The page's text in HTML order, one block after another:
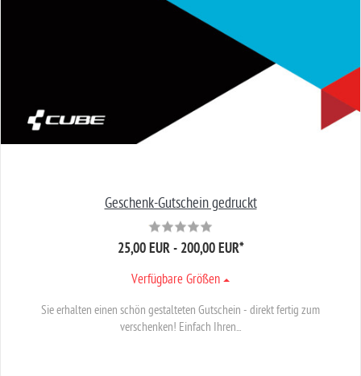
Geschenk-Gutschein gedruckt
25,00 EUR - 200,00 EUR*
Verfügbare Größen
Sie erhalten einen schön gestalteten Gutschein - direkt fertig zum
verschenken! Einfach Ihren...